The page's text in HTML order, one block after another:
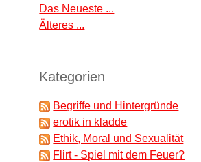
Das Neueste ...
Älteres ...
Kategorien
Begriffe und Hintergründe
erotik in kladde
Ethik, Moral und Sexualität
Flirt - Spiel mit dem Feuer?